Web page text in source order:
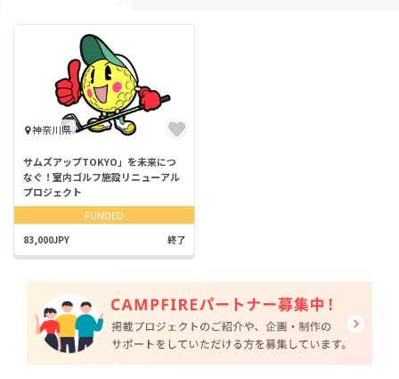
神奈川県
サムズアップTOKYO」を未来につ
なぐ！室内ゴルフ施設リニューアル
プロジェクト
FUNDED
83,000JPY 終了